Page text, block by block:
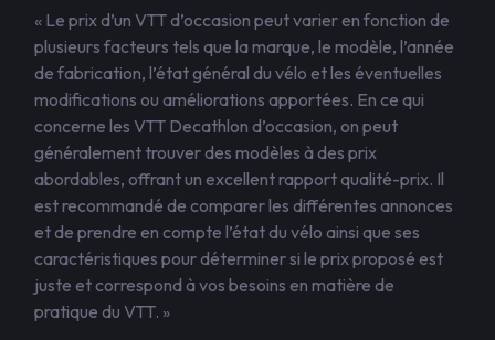
« Le prix d’un VTT d’occasion peut varier en fonction de
plusieurs facteurs tels que la marque, le modèle, l’année
de fabrication, l’état général du vélo et les éventuelles
modifications ou améliorations apportées. En ce qui
concerne les VTT Decathlon d’occasion, on peut
généralement trouver des modèles à des prix
abordables, offrant un excellent rapport qualité-prix. Il
est recommandé de comparer les différentes annonces
et de prendre en compte l’état du vélo ainsi que ses
caractéristiques pour déterminer si le prix proposé est
juste et correspond à vos besoins en matière de
pratique du VTT. »